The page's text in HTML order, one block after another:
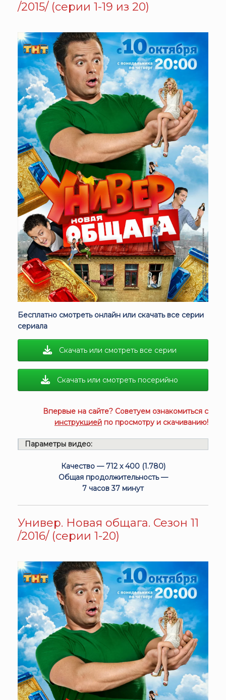
/2015/ (серии 1-19 из 20)
Бесплатно смотреть онлайн или скачать все серии
сериала
Скачать или смотреть все серии
Скачать или смотреть посерийно
Впервые на сайте? Советуем ознакомиться с
инструкцией по просмотру и скачиванию!
Параметры видео:
Качество — 712 x 400 (1.780)
Общая продолжительность —
7 часов 37 минут
Универ. Новая общага. Сезон 11
/2016/ (серии 1-20)